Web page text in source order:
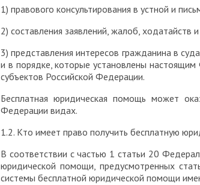
1) правового консультирования в устной и
2) составления заявлений, жалоб, ходатайств
3) представления интересов гражданина в
и в порядке, которые установлены
субъектов Российской Федерации.
Бесплатная юридическая помощь может
Федерации видах.
1.2. Кто имеет право получить бесплатную
В соответствии с частью 1 статьи 20
юридической помощи, предусмотренных
системы бесплатной юридической помощи